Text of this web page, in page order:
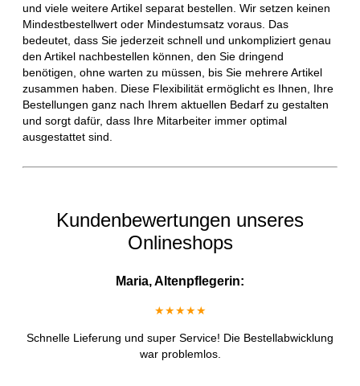
und viele weitere Artikel separat bestellen. Wir setzen keinen
Mindestbestellwert oder Mindestumsatz voraus. Das
bedeutet, dass Sie jederzeit schnell und unkompliziert genau
den Artikel nachbestellen können, den Sie dringend
benötigen, ohne warten zu müssen, bis Sie mehrere Artikel
zusammen haben. Diese Flexibilität ermöglicht es Ihnen, Ihre
Bestellungen ganz nach Ihrem aktuellen Bedarf zu gestalten
und sorgt dafür, dass Ihre Mitarbeiter immer optimal
ausgestattet sind.
Kundenbewertungen unseres
Onlineshops
Maria, Altenpflegerin:
★★★★★
Schnelle Lieferung und super Service! Die Bestellabwicklung
war problemlos.